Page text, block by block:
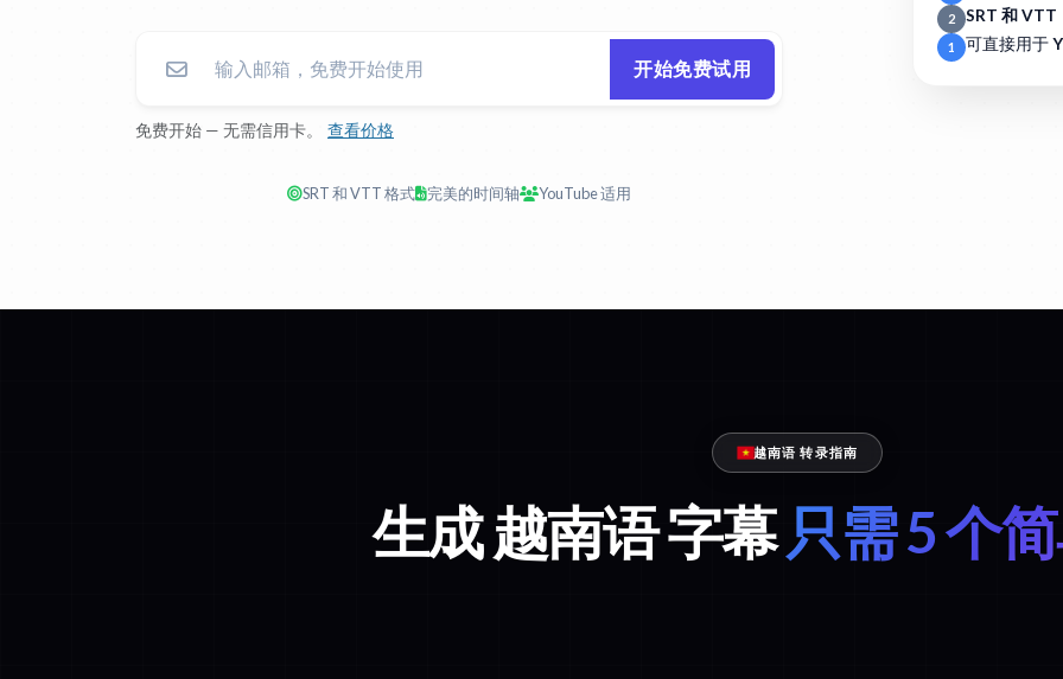
开始免费试用
免费开始 — 无需信用卡。 查看价格
SRT 和 VTT 格式 完美的时间轴 YouTube 适用
2 SRT 和 VTT
1 可直接用于
越南语 转录指南
生成 越南语 字幕只需 5 个